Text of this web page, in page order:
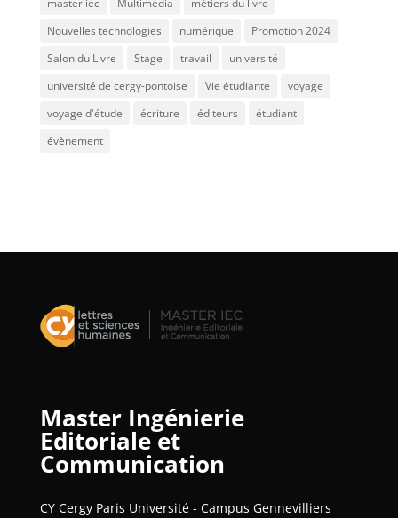
master iec
Multimédia
métiers du livre
Nouvelles technologies
numérique
Promotion 2024
Salon du Livre
Stage travail
université
université de cergy-pontoise
Vie étudiante
voyage
voyage d'étude
écriture éditeurs
étudiant
évènement
Master Ingénierie
Editoriale et
Communication
CY Cergy Paris Université - Campus Gennevilliers